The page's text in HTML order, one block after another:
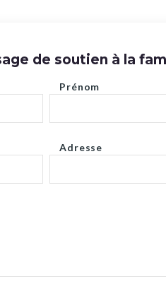
de soutien à la
Prénom
Adresse